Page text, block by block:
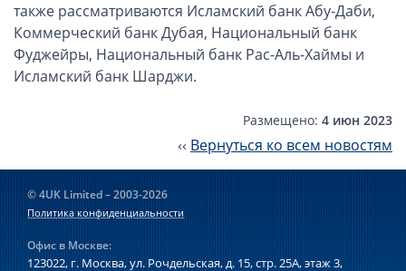
Оффшорные компании
Оффшоры в Белизе
Оффшоры на БВО (BVI)
Ликвидация зарубежных компаний
Открытие счёта
также рассматриваются Исламский банк Абу-Даби,
Коммерческий банк Дубая, Национальный банк
Фуджейры, Национальный банк Рас-Аль-Хаймы и
Исламский банк Шарджи.
Размещено: 4 июн 2023
‹‹ Вернуться ко всем новостям
© 4UK Limited – 2003-2026
Политика конфиденциальности
Офис в Москве:
123022, г. Москва, ул. Рочдельская, д. 15, стр. 25А,этаж 3,